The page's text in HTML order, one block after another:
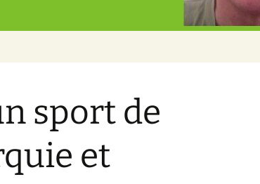
sport de
et